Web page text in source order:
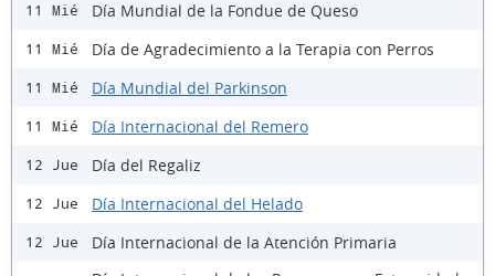
11 Mié Día Mundial de la Fondue de Queso
11 Mié Día de Agradecimiento a la Terapia con Perros
11 Mié Día Mundial del Parkinson
11 Mié Día Internacional del Remero
12 Jue Día del Regaliz
12 Jue Día Internacional del Helado
12 Jue
Día Internacional de la Atención Primaria